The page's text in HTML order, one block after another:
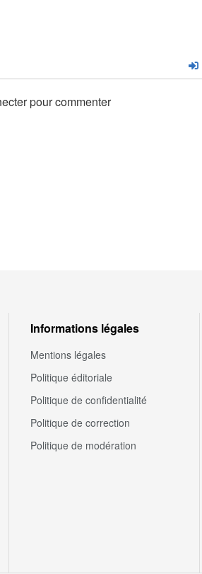
pour commenter
Informations légales
Mentions légales
Politique éditoriale
Politique de confidentialité
Politique de correction
Politique de modération